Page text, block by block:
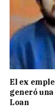
El ex
generó
Loan